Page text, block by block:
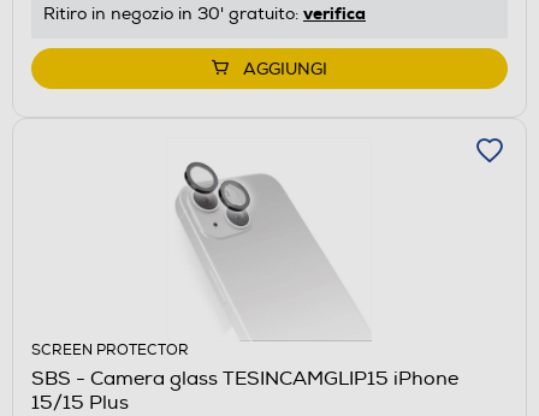
Ritiro in negozio in 30' gratuito: verifica
AGGIUNGI
SCREEN PROTECTOR
SBS - Camera glass TESINCAMGLIP15 iPhone
15/15 Plus